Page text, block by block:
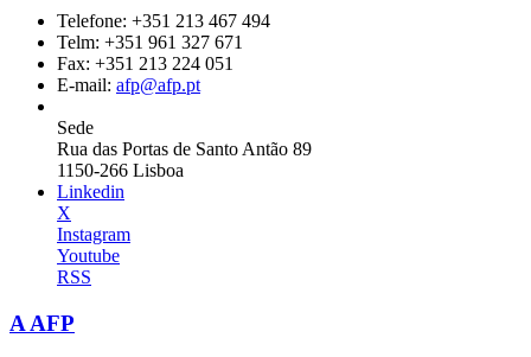
Telefone: +351 213 467 494
Telm: +351 961 327 671
Fax: +351 213 224 051
E-mail: afp@afp.pt
Sede
Rua das Portas de Santo Antão 89
1150-266 Lisboa
Linkedin
X
Instagram
Youtube
RSS
A AFP